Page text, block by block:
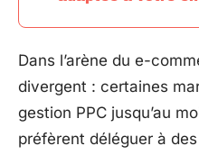
Dans l’arène du e-
divergent : certaines
gestion PPC jusqu’au
préfèrent déléguer à